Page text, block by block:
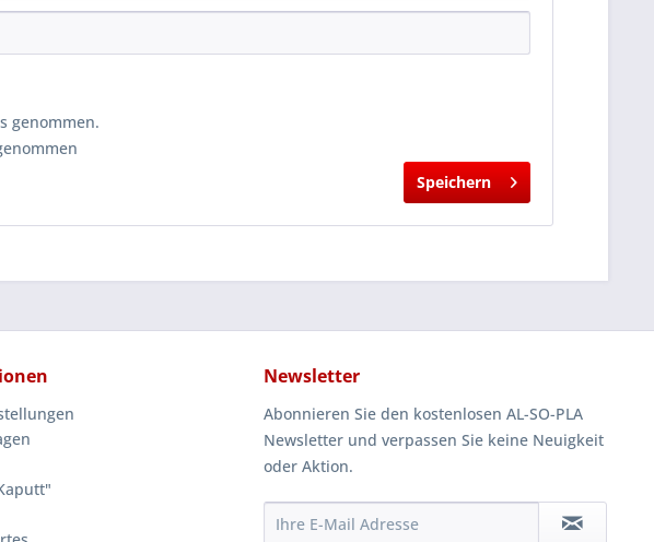
genommen.
Speichern
Newsletter
Abonnieren Sie den kostenlosen AL-SO-PLA
Newsletter und verpassen Sie keine Neuigkeit
oder Aktion.